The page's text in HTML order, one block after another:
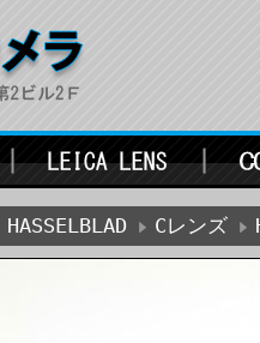
HASSELBLAD Cレンズ